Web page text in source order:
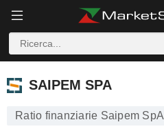
SAIPEM SPA
SAIPEM SPA
Ratio finanziarie Saipem SpA